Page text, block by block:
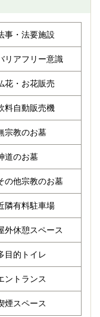
事・法要施設
リアフリー意識
花・お花販売
料自動販売機
宗教のお墓
道のお墓
の他宗教のお墓
隣有料駐車場
外休憩スペース
目的トイレ
ントランス
煙スペース